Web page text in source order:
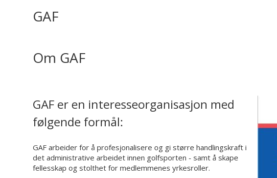
GAF
Om GAF
GAF er en interesseorganisasjon med
følgende formål:
GAF arbeider for å profesjonalisere og gi større handlingskraft i
det administrative arbeidet innen golfsporten - samt å skape
fellesskap og stolthet for medlemmenes yrkesroller.